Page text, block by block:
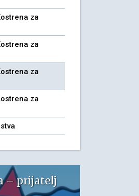
za
za
za
za
– prijatelj